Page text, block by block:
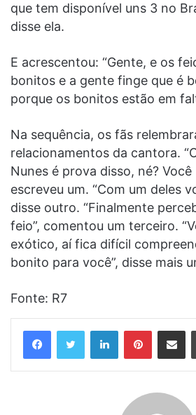
que tem disponível uns 3 no
disse ela.
E acrescentou: “Gente, e os
bonitos e a gente finge que é
porque os bonitos estão em
Na sequência, os fãs
relacionamentos da cantora.
Nunes é prova disso, né?
escreveu um. “Com um deles
disse outro. “Finalmente
feio”, comentou um terceiro.
exótico, aí fica difícil
bonito para você”, disse mais
Fonte: R7
LinkedinPinterestCompartilhar